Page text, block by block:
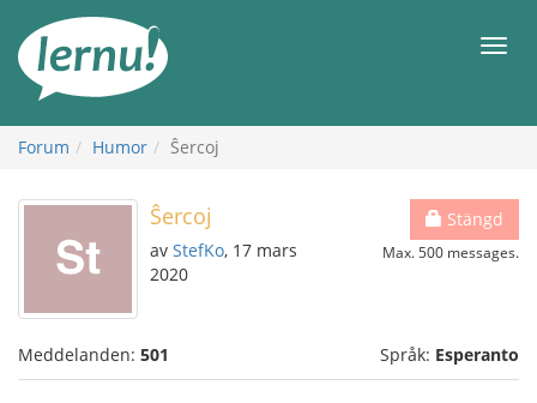
sidans
innehåll
Meny
Forum Humor Ŝercoj
Stängd
Max. 500 messages.
Ŝercoj
av StefKo, 17 mars
2020
Meddelanden: 501 Språk: Esperanto